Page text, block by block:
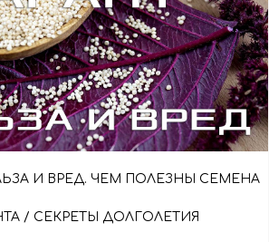
И ВРЕД. ЧЕМ ПОЛЕЗНЫ СЕМЕНА
/ СЕКРЕТЫ ДОЛГОЛЕТИЯ